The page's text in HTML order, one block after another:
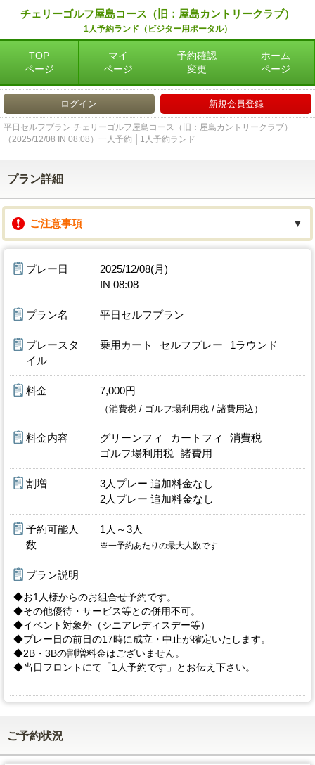
チェリーゴルフ屋島コース（旧：屋島カントリークラブ）
1人予約ランド（ビジター用ポータル）
TOP
ページ
マイ
ページ
予約確認
変更
ホーム
ページ
ログイン 新規会員登録
平日セルフプラン チェリーゴルフ屋島コース（旧：屋島カントリークラブ）
（2025/12/08 IN 08:08）一人予約 │1人予約ランド
プラン詳細
ご注意事項 ▼
プレー日
2025/12/08(月)
IN 08:08
プラン名 平日セルフプラン
プレースタ
イル
乗用カート セルフプレー 1ラウンド
料金 7,000円
（消費税 / ゴルフ場利用税 / 諸費用込）
料金内容 グリーンフィ カートフィ
消費税
ゴルフ場利用税
諸費用
割増
3人プレー 追加料金なし
2人プレー 追加料金なし
予約可能人
数
1人～3人
※一予約あたりの最大人数です
プラン説明
◆お1人様からのお組合せ予約です。
◆その他優待・サービス等との併用不可。
◆イベント対象外（シニアレディスデー等）
◆プレー日の前日の17時に成立・中止が確定いたします。
◆2B・3Bの割増料金はございません。
◆当日フロントにて「1人予約です」とお伝え下さい。
ご予約状況